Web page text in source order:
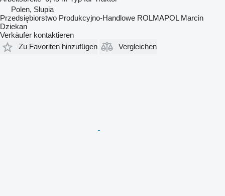
Polen, Słupia
Przedsiębiorstwo Produkcyjno-Handlowe ROLMAPOL Marcin
Dziekan
Verkäufer kontaktieren
Zu Favoriten hinzufügen
Vergleichen